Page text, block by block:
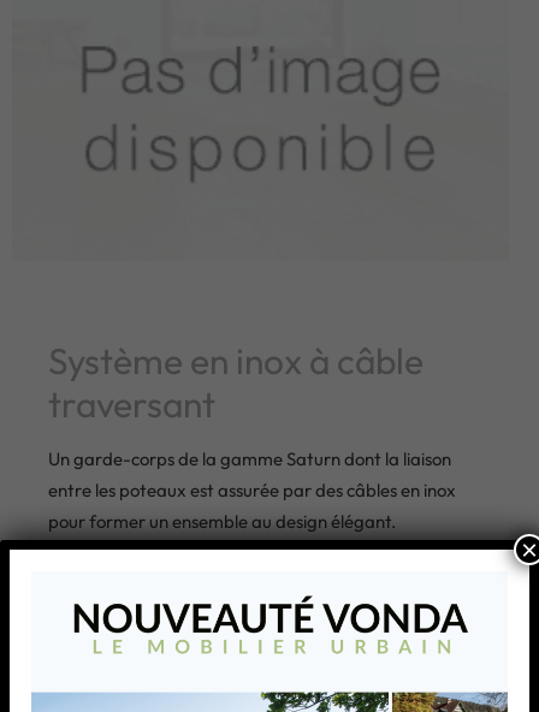
Système en inox à câble
traversant
Un garde-corps de la gamme Saturn dont la liaison
entre les poteaux est assurée par des câbles en inox
pour former un ensemble au design élégant.
AJOUTER À MA LISTE
×